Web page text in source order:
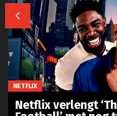

NETFLIX
Netflix verlengt